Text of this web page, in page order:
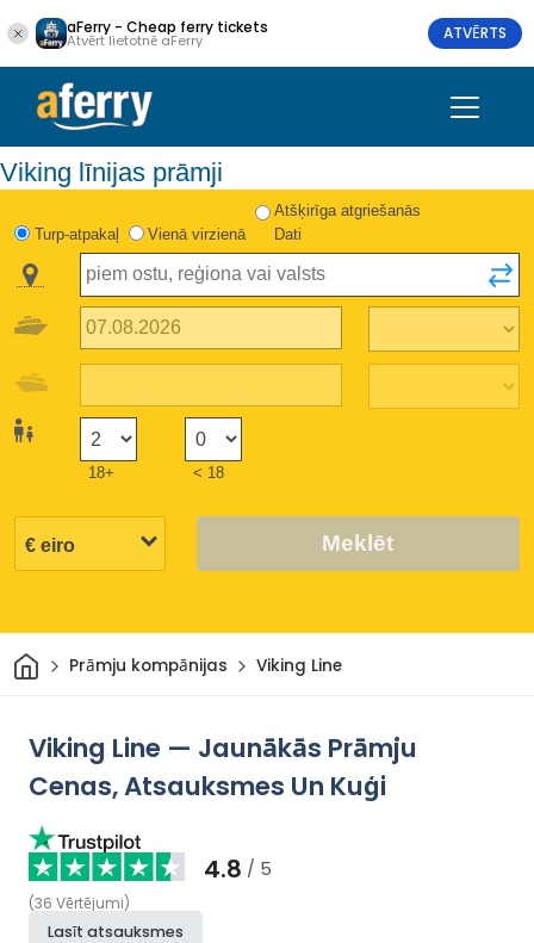
aFerry - Cheap ferry tickets
Atvērt lietotnē aFerry ATVĒRTS
Viking līnijas prāmji
Turp-atpakaļ Vienā virzienā
Atšķirīga atgriešanās
Dati
18+ < 18
Meklēt
Sākums
Prāmju kompānijas Viking Line
Viking Line — Jaunākās Prāmju
Cenas, Atsauksmes Un Kuģi
4.8 / 5
(36 Vērtējumi)
Lasīt atsauksmes